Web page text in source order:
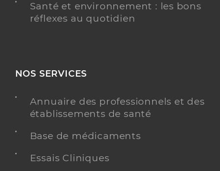
Santé et environnement : les bons
réflexes au quotidien
NOS SERVICES
Annuaire des professionnels et des
établissements de santé
Base de médicaments
Essais Cliniques